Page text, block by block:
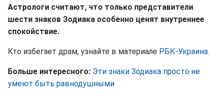
Астрологи считают, что только представители
шести знаков Зодиака особенно ценят внутреннее
спокойствие.
Кто избегает драм, узнайте в материале РБК-Украина.
Больше интересного: Эти знаки Зодиака просто не
умеют быть равнодушными